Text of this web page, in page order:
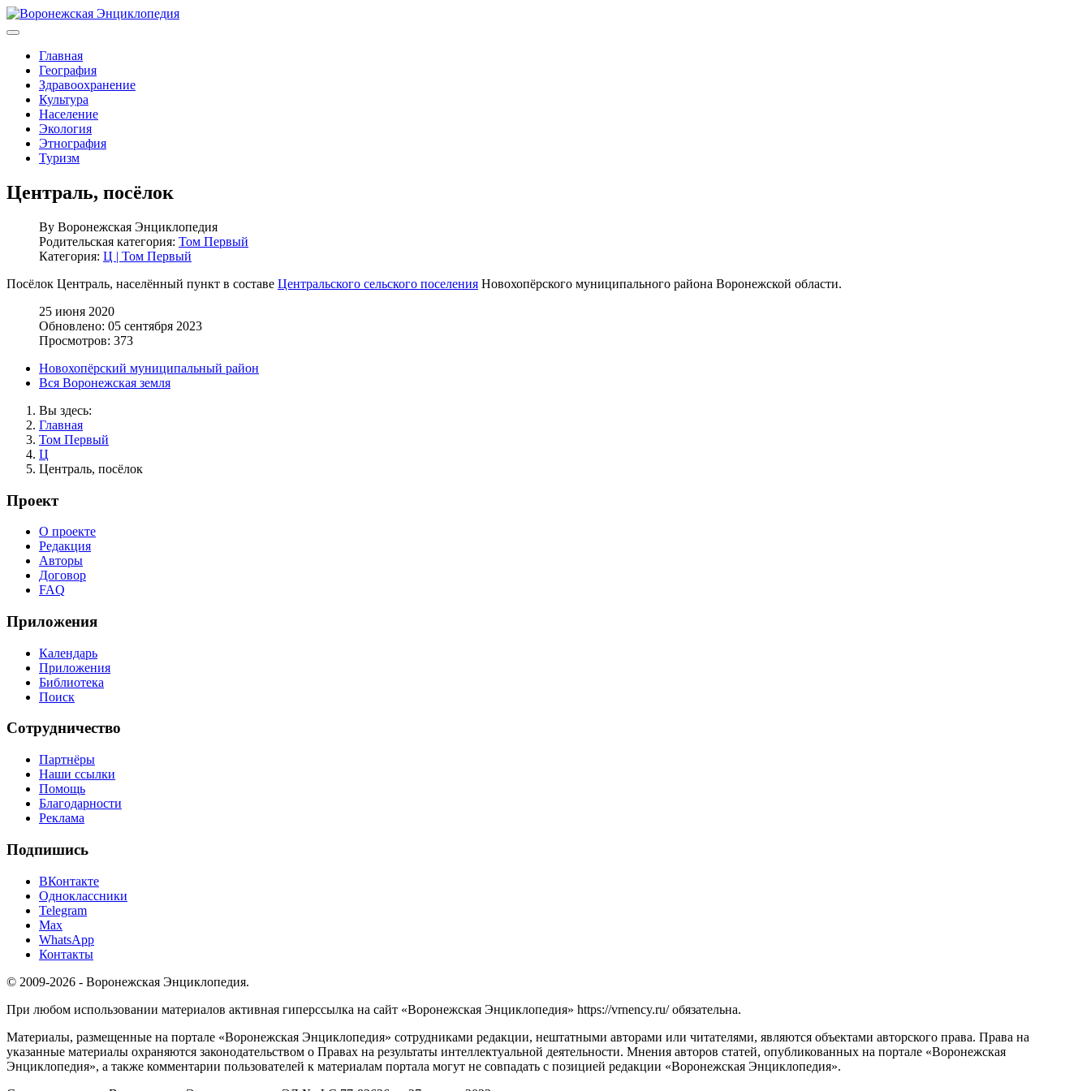
Главная
География
Здравоохранение
Культура
Население
Экология
Этнография
Туризм
Централь, посёлок
By Воронежская Энциклопедия
Родительская категория: Том Первый
Категория: Ц | Том Первый
Посёлок Централь, населённый пункт в составе Центральского сельского поселения Новохопёрского муниципального района Воронежской области.
25 июня 2020
Обновлено: 05 сентября 2023
Просмотров: 373
Новохопёрский муниципальный район
Вся Воронежская земля
Вы здесь:
Главная
Том Первый
Ц
Централь, посёлок
Проект
О проекте
Редакция
Авторы
Договор
FAQ
Приложения
Календарь
Приложения
Библиотека
Поиск
Сотрудничество
Партнёры
Наши ссылки
Помощь
Благодарности
Реклама
Подпишись
ВКонтакте
Одноклассники
Telegram
Max
WhatsApp
Контакты
© 2009-2026 - Воронежская Энциклопедия.
При любом использовании материалов активная гиперссылка на сайт «Воронежская Энциклопедия» https://vrnency.ru/ обязательна.
Материалы, размещенные на портале «Воронежская Энциклопедия» сотрудниками редакции, нештатными авторами или читателями, являются объектами авторского права. Права на
указанные материалы охраняются законодательством о Правах на результаты интеллектуальной деятельности. Мнения авторов статей, опубликованных на портале «Воронежская
Энциклопедия», а также комментарии пользователей к материалам портала могут не совпадать с позицией редакции «Воронежская Энциклопедия».